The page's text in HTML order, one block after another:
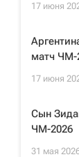
17 июня
матч ЧМ-
17 июня
Сын
ЧМ-2026
31 мая